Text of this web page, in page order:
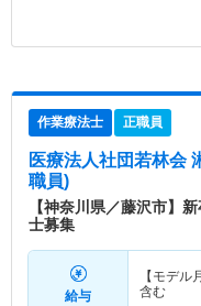
作業療法士 正職員
医療法人社団若林会
職員)
【神奈川県／藤沢市】
士募集
給与
【モデル
含む